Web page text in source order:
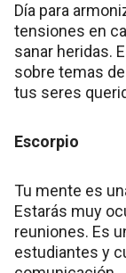
Día para
tensiones en
sanar heridas.
sobre temas
tus seres
Escorpio
Tu mente es
Estarás muy
reuniones. Es
estudiantes y